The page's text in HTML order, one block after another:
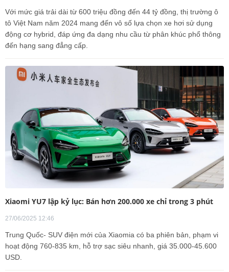
Với mức giá trải dài từ 600 triệu đồng đến 44 tỷ đồng, thị trường ô
tô Việt Nam năm 2024 mang đến vô số lựa chọn xe hơi sử dụng
động cơ hybrid, đáp ứng đa dạng nhu cầu từ phân khúc phổ thông
đến hạng sang đẳng cấp.
Xiaomi YU7 lập kỷ lục: Bán hơn 200.000 xe chỉ trong 3 phút
27/06/2025 12:46
Trung Quốc- SUV điện mới của Xiaomia có ba phiên bản, phạm vi
hoạt động 760-835 km, hỗ trợ sạc siêu nhanh, giá 35.000-45.600
USD.